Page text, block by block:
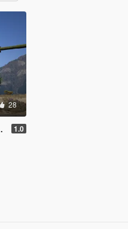
28
1.0